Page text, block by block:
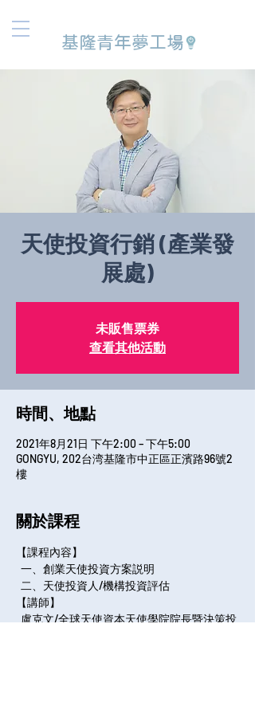
基隆青年夢工場
天使投資行銷 (產業發
展處)
未販售票券
查看其他活動
時間、地點
2021年8月21日 下午2:00 – 下午5:00
GONGYU, 202台湾基隆市中正區正濱路96號2
樓
關於課程
【課程內容】
一、創業天使投資方案説明
二、天使投資人/機構投資評估
【講師】
盧克文/全球天使資本天使學院院長暨決策投